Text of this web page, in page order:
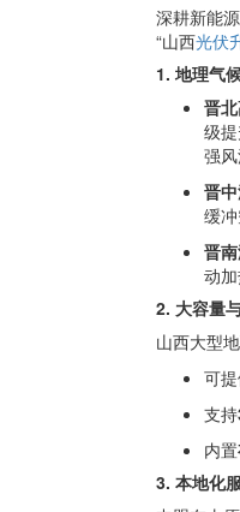
深耕新能
“山西光伏
1. 地理气
晋
级
强
晋
缓
晋
动
2. 大容量
山西大型
可
支持
内置
3. 本地化